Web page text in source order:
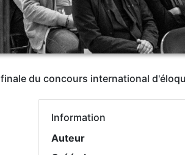
finale du concours international
Information
Auteur